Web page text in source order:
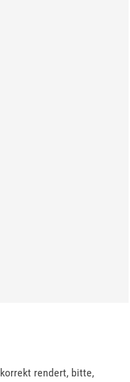
rendert, bitte,